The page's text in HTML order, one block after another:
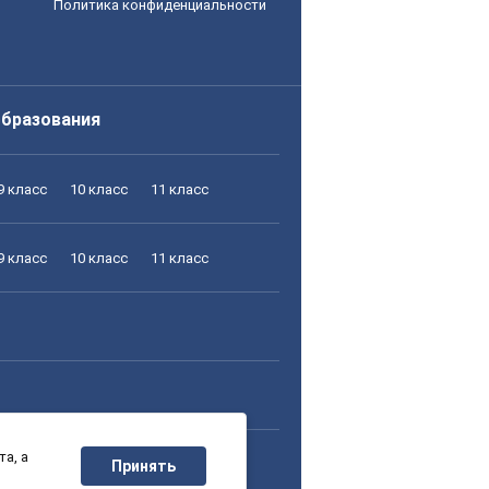
Политика конфиденциальности
класс 10 класс 11 класс
класс 10 класс 11 класс
класс 10 класс 11 класс
а
Принять